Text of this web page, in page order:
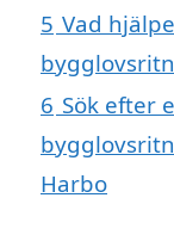
5 Vad
6 Sök efter
Harbo